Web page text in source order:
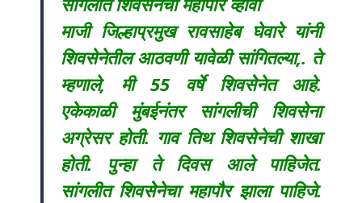
माजी जिल्हाप्रमुख रावसाहेब घेवारे यांनी
शिवसेनेतील आठवणी यावेळी सांगितल्या,. ते
म्हणाले, मी 55 वर्षे शिवसेेनेत आहे.
एकेकाळी मुंबईनंतर सांगलीची शिवसेना
अग्रेसर होती. गाव तिथ शिवसेनेची शाखा
होती. पुन्हा ते दिवस आले पाहिजेत.
सांगलीत शिवसेेनेचा महापौर झाला पाहिजे.